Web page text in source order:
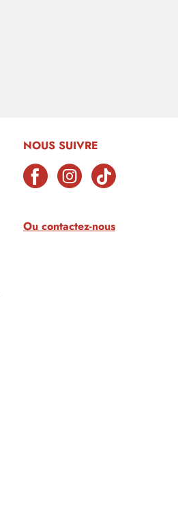
NOUS SUIVRE
Ou contactez-nous